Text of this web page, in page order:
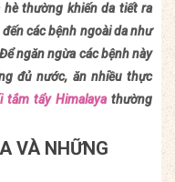
thường khiến da tiết ra
các bệnh ngoài da như
ngăn ngừa các bệnh này
đủ nước, ăn nhiều thực
tắm tẩy Himalayathường
VÀ NHỮNG